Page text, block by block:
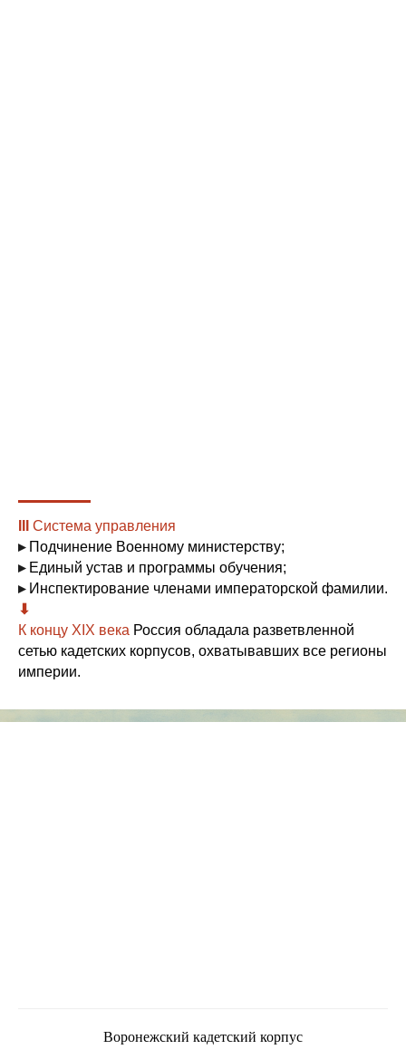
Система управления
▸ Подчинение Военному министерству;
▸ Единый устав и программы обучения;
▸ Инспектирование членами императорской фамилии.
⬇︎
К концу XIX века Россия обладала разветвленной
сетью кадетских корпусов, охватывавших все регионы
империи.
Воронежский кадетский корпус